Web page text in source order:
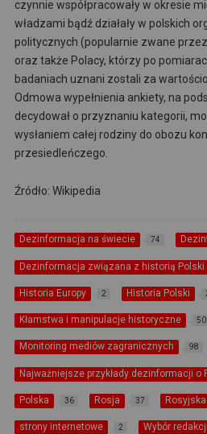
czynnie współpracowały w okresie
władzami bądź działały w polskich
politycznych (popularnie zwane
oraz także Polacy, którzy po
badaniach uznani zostali za
Odmowa wypełnienia ankiety, na
decydował o przyznaniu kategorii,
wysłaniem całej rodziny do obozu
przesiedleńczego.
Źródło: Wikipedia
Dezinformacja na świecie 74
Dezinformacja związana z historią Polski
Historia Europy 2 Historia Polski
Kłamstwa i manipulacje historyczne 50
Monitoring mediów zagranicznych 98
Najważniejsze przykłady dezinformacji o
Polska 36 Rosja 37
strony internetowe 2 Wybór redakcji